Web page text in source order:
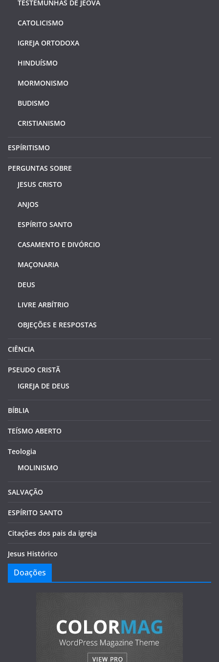
TESTEMUNHAS DE JEOVÁ
CATOLICISMO
IGREJA ORTODOXA
HINDUÍSMO
MORMONISMO
BUDISMO
CRISTIANISMO
ESPÍRITISMO
PERGUNTAS SOBRE
JESUS CRISTO
ANJOS
ESPÍRITO SANTO
CASAMENTO E DIVÓRCIO
MAÇONARIA
DEUS
LIVRE ARBÍTRIO
OBJEÇÕES E RESPOSTAS
CIÊNCIA
PSEUDO CRISTÃ
IGREJA DE DEUS
BÍBLIA
TEÍSMO ABERTO
Teologia
MOLINISMO
SALVAÇÃO
ESPÍRITO SANTO
Citações dos pais da igreja
Jesus Histórico
Doações